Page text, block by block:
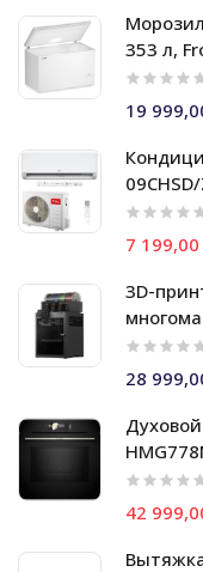
353 л,
19
7 199,00
3D-
Bambu
28
42